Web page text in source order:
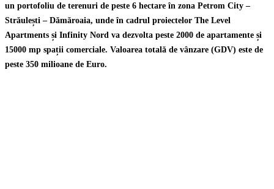
un portofoliu de terenuri de peste 6 hectare în zona Petrom City –
Străulești – Dămăroaia, unde în cadrul proiectelor The Level
Apartments și Infinity Nord va dezvolta peste 2000 de apartamente și
15000 mp spații comerciale. Valoarea totală de vânzare (GDV) este de
peste 350 milioane de Euro.